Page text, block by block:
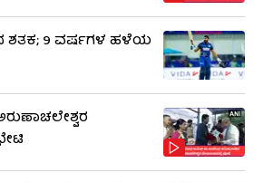
ಶತಕ; 9 ವರ್ಷಗಳ ಹಳೆಯ